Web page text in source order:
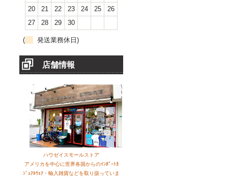
20
21 22 23 24 25
26
27
28 29 30
( 発送業務休日)
店舗情報
ハウゼイスモールストア
アメリカを中心に世界各国からのｲﾝﾎﾟｰﾄｶ
ｼﾞｭｱﾙｳｪｱ・輸入雑貨などを取り扱っていま